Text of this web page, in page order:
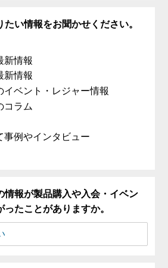
たい情報をお聞かせください。
新情報
新情報
イベント・レジャー情報
コラム
事例やインタビュー
情報が製品購入や入会・イベン
ったことがありますか。